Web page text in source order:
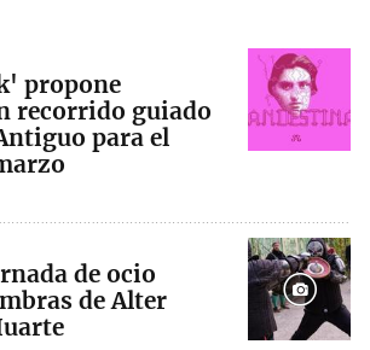
propone
recorrido guiado
para el
de ocio
de Alter